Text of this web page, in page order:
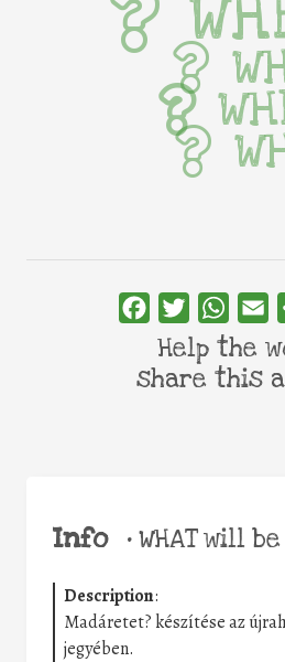
Info •WHAT will
Description:
Madáretet? készítése az
jegyében.
FacebookTwitter
Help the
share this